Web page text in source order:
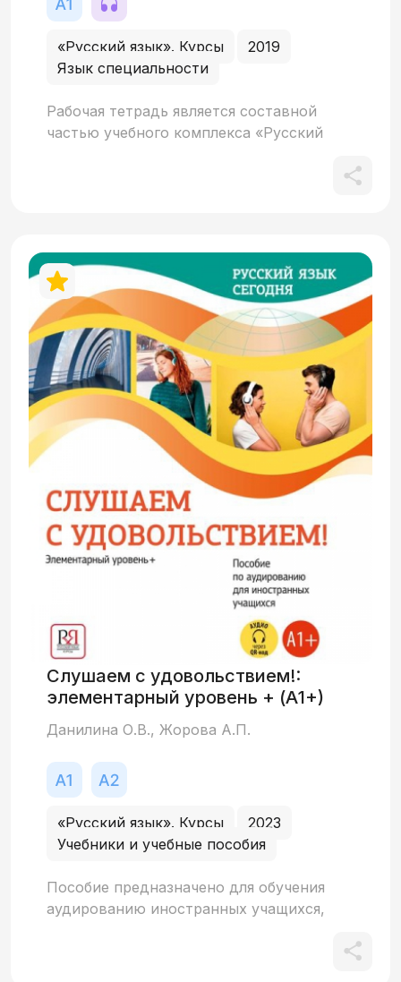
«Русский язык». Курсы
2019
Язык специальности
Рабочая тетрадь является составной
частью учебного комплекса «Русский
заданий по обучению аудированию (с
использованием материалов, записанных
на CD). Все задания содержат ключи.
Предназначается для самостоятельной
внеаудиторной работы.
Слушаем с удовольствием!:
элементарный уровень + (А1+)
Данилина О.В., Жорова А.П.
«Русский язык». Курсы
2023
Учебники и учебные пособия
Пособие предназначено для обучения
аудированию иностранных учащихся,